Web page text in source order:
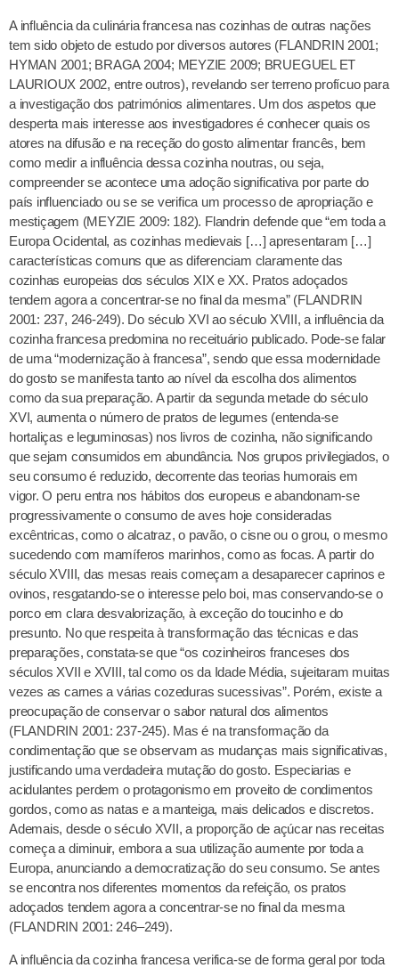
A influência da culinária francesa nas cozinhas de outras nações
tem sido objeto de estudo por diversos autores (FLANDRIN 2001;
HYMAN 2001; BRAGA 2004; MEYZIE 2009; BRUEGUEL ET
LAURIOUX 2002, entre outros), revelando ser terreno profícuo para
a investigação dos patrimónios alimentares. Um dos aspetos que
desperta mais interesse aos investigadores é conhecer quais os
atores na difusão e na receção do gosto alimentar francês, bem
como medir a influência dessa cozinha noutras, ou seja,
compreender se acontece uma adoção significativa por parte do
país influenciado ou se se verifica um processo de apropriação e
mestiçagem (MEYZIE 2009: 182). Flandrin defende que “em toda a
Europa Ocidental, as cozinhas medievais […] apresentaram […]
características comuns que as diferenciam claramente das
cozinhas europeias dos séculos XIX e XX. Pratos adoçados
tendem agora a concentrar-se no final da mesma” (FLANDRIN
2001: 237, 246-249). Do século XVI ao século XVIII, a influência da
cozinha francesa predomina no receituário publicado. Pode-se falar
de uma “modernização à francesa”, sendo que essa modernidade
do gosto se manifesta tanto ao nível da escolha dos alimentos
como da sua preparação. A partir da segunda metade do século
XVI, aumenta o número de pratos de legumes (entenda-se
hortaliças e leguminosas) nos livros de cozinha, não significando
que sejam consumidos em abundância. Nos grupos privilegiados, o
seu consumo é reduzido, decorrente das teorias humorais em
vigor. O peru entra nos hábitos dos europeus e abandonam-se
progressivamente o consumo de aves hoje consideradas
excêntricas, como o alcatraz, o pavão, o cisne ou o grou, o mesmo
sucedendo com mamíferos marinhos, como as focas. A partir do
século XVIII, das mesas reais começam a desaparecer caprinos e
ovinos, resgatando-se o interesse pelo boi, mas conservando-se o
porco em clara desvalorização, à exceção do toucinho e do
presunto. No que respeita à transformação das técnicas e das
preparações, constata-se que “os cozinheiros franceses dos
séculos XVII e XVIII, tal como os da Idade Média, sujeitaram muitas
vezes as carnes a várias cozeduras sucessivas”. Porém, existe a
preocupação de conservar o sabor natural dos alimentos
(FLANDRIN 2001: 237-245). Mas é na transformação da
condimentação que se observam as mudanças mais significativas,
justificando uma verdadeira mutação do gosto. Especiarias e
acidulantes perdem o protagonismo em proveito de condimentos
gordos, como as natas e a manteiga, mais delicados e discretos.
Ademais, desde o século XVII, a proporção de açúcar nas receitas
começa a diminuir, embora a sua utilização aumente por toda a
Europa, anunciando a democratização do seu consumo. Se antes
se encontra nos diferentes momentos da refeição, os pratos
adoçados tendem agora a concentrar-se no final da mesma
(FLANDRIN 2001: 246–249).
A influência da cozinha francesa verifica-se de forma geral por toda